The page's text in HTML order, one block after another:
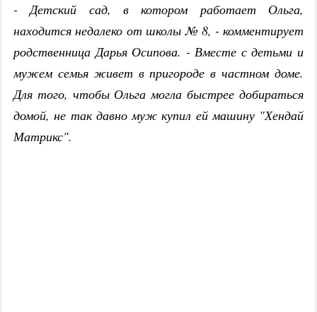
- Детский сад, в котором работает Ольга,
находится недалеко от школы № 8, - комментирует
родственница Дарья Осипова. - Вместе с детьми и
мужем семья живет в пригороде в частном доме.
Для того, чтобы Ольга могла быстрее добираться
домой, не так давно муж купил ей машину "Хендай
Матрикс".